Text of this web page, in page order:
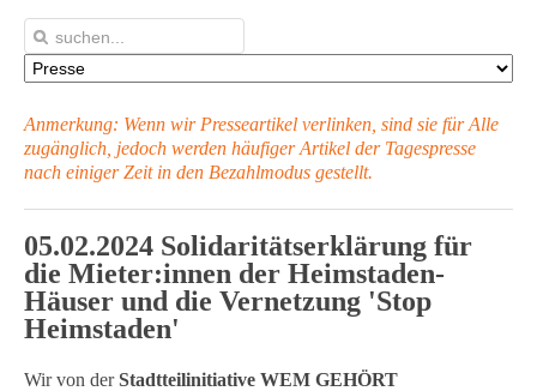
Anmerkung: Wenn wir Presseartikel verlinken, sind sie für Alle
zugänglich, jedoch werden häufiger Artikel der Tagespresse
nach einiger Zeit in den Bezahlmodus gestellt.
05.02.2024 Solidaritätserklärung für
die Mieter:innen der Heimstaden-
Häuser und die Vernetzung 'Stop
Heimstaden'
Wir von derStadtteilinitiative WEM GEHÖRT